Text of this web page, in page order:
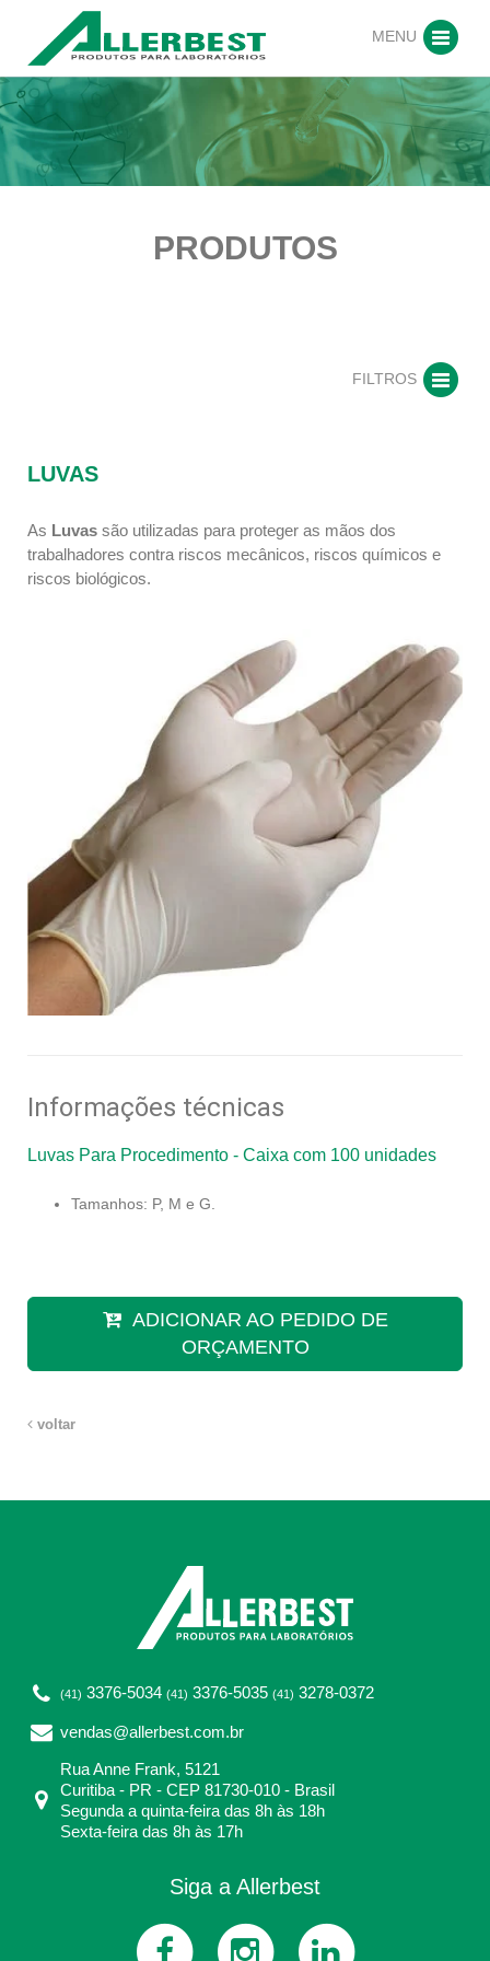
MENU
PRODUTOS
FILTROS
LUVAS
As Luvas são utilizadas para proteger as mãos dos
trabalhadores contra riscos mecânicos, riscos químicos e
riscos biológicos.
Informações técnicas
Luvas Para Procedimento - Caixa com 100 unidades
Tamanhos: P, M e G.
ADICIONAR AO PEDIDO DE
ORÇAMENTO
voltar
(41) 3376-5034 (41) 3376-5035 (41) 3278-0372
vendas@allerbest.com.br
Rua Anne Frank, 5121
Curitiba - PR - CEP 81730-010 - Brasil
Segunda a quinta-feira das 8h às 18h
Sexta-feira das 8h às 17h
Siga a Allerbest